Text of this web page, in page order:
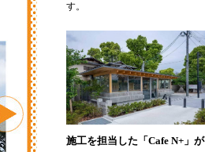
す。
施工を担当した「Cafe N+」が